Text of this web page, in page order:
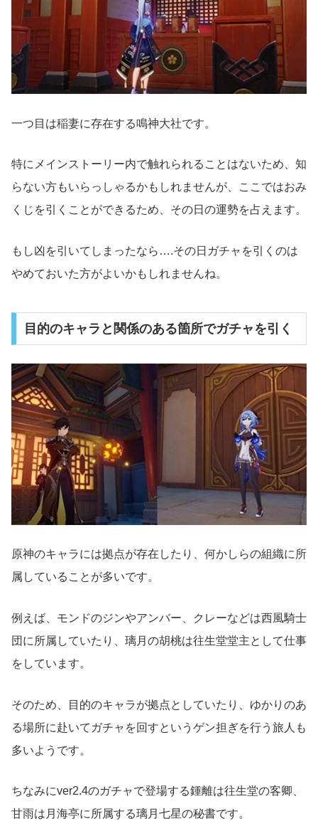
一つ目は稲妻に存在する鳴神大社です。
特にメインストーリー内で触れられることはないため、知
らない方もいらっしゃるかもしれませんが、ここではおみ
くじを引くことができるため、その日の運勢を占えます。
もし凶を引いてしまったなら….その日ガチャを引くのは
やめておいた方がよいかもしれませんね。
目的のキャラと関係のある箇所でガチャを引く
原神のキャラには拠点が存在したり、何かしらの組織に所
属していることが多いです。
例えば、モンドのジンやアンバー、クレーなどは西風騎士
団に所属していたり、璃月の胡桃は往生堂堂主として仕事
をしています。
そのため、目的のキャラが拠点としていたり、ゆかりのあ
る場所に赴いてガチャを回すというゲン担ぎを行う旅人も
多いようです。
ちなみにver2.4のガチャで登場する鍾離は往生堂の客卿、
甘雨は月海亭に所属する璃月七星の秘書です。